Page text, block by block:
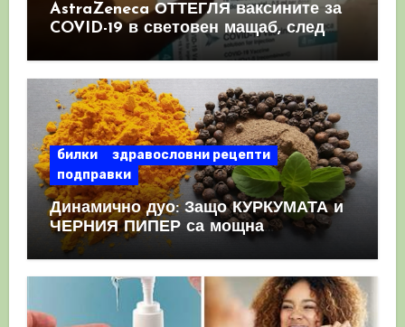
AstraZeneca ОТТЕГЛЯ ваксините за
COVID-19 в световен мащаб, след
като призна, че те причиняват
билки
здравословни рецепти
подправки
Динамично дуо: Защо КУРКУМАТА и
ЧЕРНИЯ ПИПЕР са мощна
комбинация